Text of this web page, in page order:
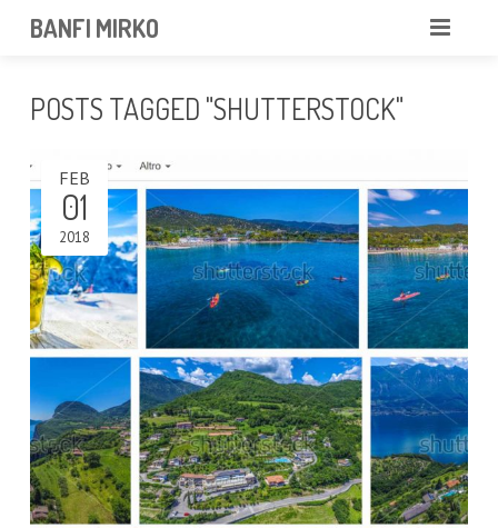
BANFI MIRKO
PROFESSIONISTA
PORTFOLIO
SERVIZI
NEWS
CONTATTAMI
POSTS TAGGED "SHUTTERSTOCK"
FEB
01
2018